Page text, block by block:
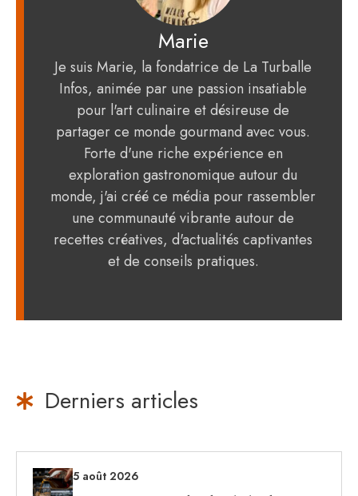
Marie
Je suis Marie, la fondatrice de La Turballe
Infos, animée par une passion insatiable
pour l'art culinaire et désireuse de
partager ce monde gourmand avec vous.
Forte d'une riche expérience en
exploration gastronomique autour du
monde, j'ai créé ce média pour rassembler
une communauté vibrante autour de
recettes créatives, d'actualités captivantes
et de conseils pratiques.
Derniers articles
5 août 2026